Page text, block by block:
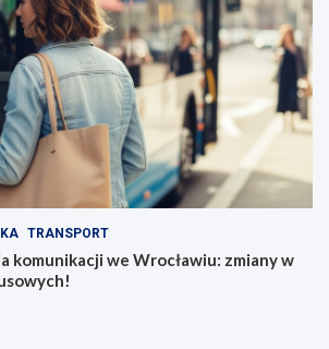
TRANSPORT
komunikacji we Wrocławiu: zmiany w